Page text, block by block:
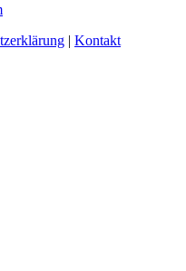
| Kontakt